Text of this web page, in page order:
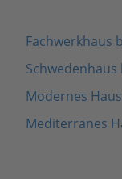
Fachwerkhaus
Schwedenhaus
Modernes
Mediterranes